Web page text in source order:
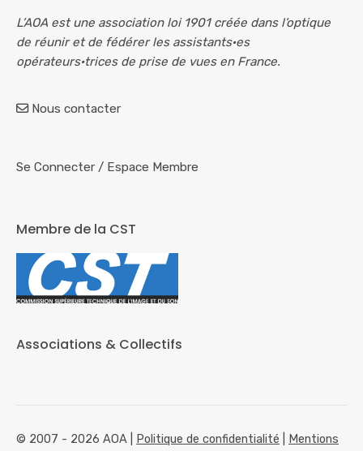
L’AOA est une association loi 1901 créée dans l’optique
de réunir et de fédérer les assistants·es
opérateurs·trices de prise de vues en France.
Nous contacter
Se Connecter / Espace Membre
Membre de la CST
Associations & Collectifs
© 2007 - 2026 AOA | Politique de confidentialité Mentions